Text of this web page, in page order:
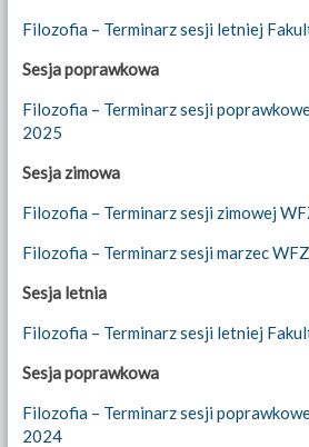
Filozofia – Terminarz sesji letniej
Sesja poprawkowa
Filozofia – Terminarz sesji
2025
Sesja zimowa
Filozofia – Terminarz sesji zimowej
Filozofia – Terminarz sesji marzec
Sesja letnia
Filozofia – Terminarz sesji letniej
Sesja poprawkowa
Filozofia – Terminarz sesji
2024